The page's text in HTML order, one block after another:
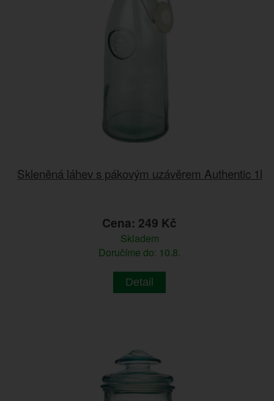
Skleněná láhev s pákovým uzávěrem Authentic 1l
Cena: 249 Kč
Skladem
Doručíme do: 10.8.
Detail